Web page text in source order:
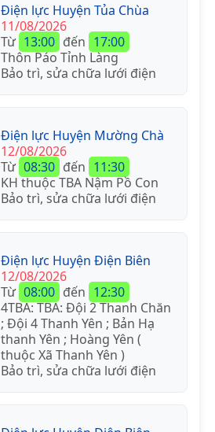
Điện lực Huyện Tủa Chùa
11/08/2026
Từ 13:00 đến 17:00
Thôn Páo Tỉnh Làng
Bảo trì, sửa chữa lưới điện
Điện lực Huyện Mường Chà
12/08/2026
Từ 08:30 đến 11:30
KH thuộc TBA Nậm Pồ Con
Bảo trì, sửa chữa lưới điện
Điện lực Huyện Điện Biên
12/08/2026
Từ 08:00 đến 12:30
4TBA: TBA: Đội 2 Thanh Chăn
; Đội 4 Thanh Yên ; Bản Hạ
thanh Yên ; Hoàng Yên (
thuộc Xã Thanh Yên )
Bảo trì, sửa chữa lưới điện